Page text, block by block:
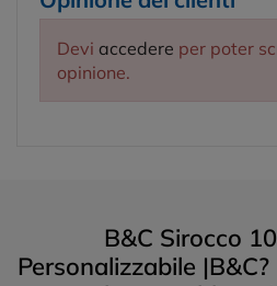
Devi accedere per poter
opinione.
B&C Sirocco
Personalizzabile